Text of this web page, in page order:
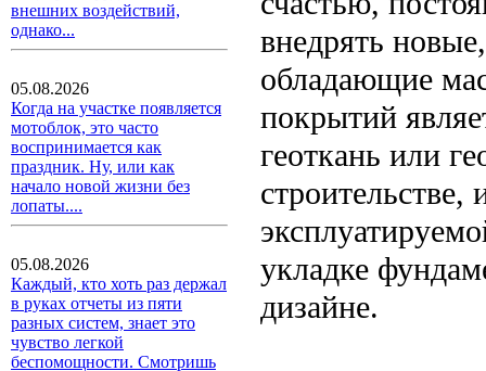
внешних воздействий,
однако...
05.08.2026
Когда на участке появляется
мотоблок, это часто
воспринимается как
праздник. Ну, или как
начало новой жизни без
лопаты....
05.08.2026
Каждый, кто хоть раз держал
в руках отчеты из пяти
разных систем, знает это
чувство легкой
беспомощности. Смотришь
внедрять
обладающие
покрытий
геоткань или
укладке
дизайне.